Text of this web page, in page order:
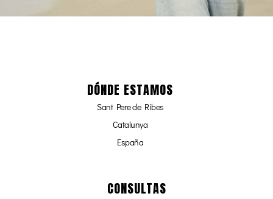
DÓNDE ESTAMOS
Sant Pere de Ribes
Catalunya
España
CONSULTAS